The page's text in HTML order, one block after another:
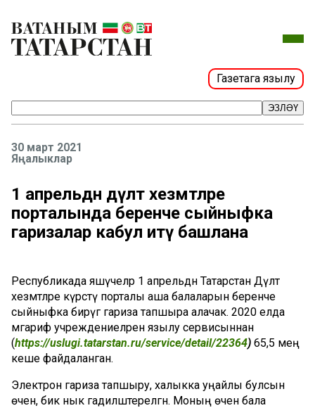
Газетага язылу
ЭЗЛӘҮ
30 март 2021
Яңалыклар
1 апрельдән дәүләт хезмәтләре
порталында беренче сыйныфка
гаризалар кабул итү башлана
Республикада яшәүчеләр 1 апрельдән Татарстан Дәүләт
хезмәтләре күрсәтү порталы аша балаларын беренче
сыйныфка бирүгә гариза тапшыра алачак. 2020 елда
мәгариф учреждениеләренә язылу сервисыннан
(https://uslugi.tatarstan.ru/service/detail/22364) 65,5 мең
кеше файдаланган.
Электрон гариза тапшыру, халыкка уңайлы булсын
өчен, бик нык гадиләштерелгән. Моның өчен бала